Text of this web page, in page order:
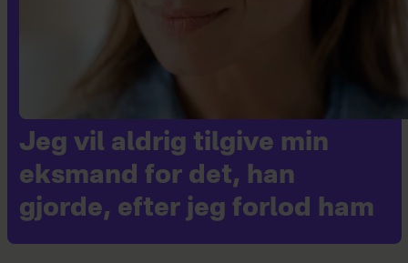
Jeg vil aldrig tilgive min
eksmand for det, han
gjorde, efter jeg forlod ham